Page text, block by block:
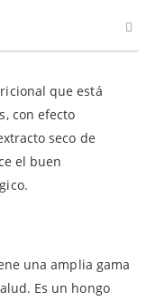
que está
con efecto
seco de
el buen
una amplia gama
Es un hongo